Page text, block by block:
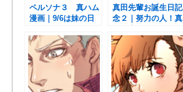
ペルソナ３ 真ハム
漫画｜9/6は妹の日
真田先輩お誕生日記
念２｜努力の人！真